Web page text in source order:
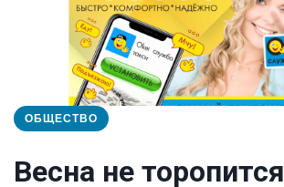
ОБЩЕСТВО
Весна не торопится